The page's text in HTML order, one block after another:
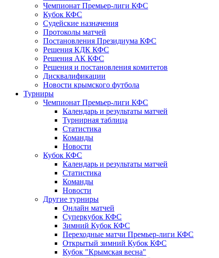
Чемпионат Премьер-лиги КФС
Кубок КФС
Судейские назначения
Протоколы матчей
Постановления Президиума КФС
Решения КДК КФС
Решения АК КФС
Решения и постановления комитетов
Дисквалификации
Новости крымского футбола
Турниры
Чемпионат Премьер-лиги КФС
Календарь и результаты матчей
Турнирная таблица
Статистика
Команды
Новости
Кубок КФС
Календарь и результаты матчей
Статистика
Команды
Новости
Другие турниры
Онлайн матчей
Суперкубок КФС
Зимний Кубок КФС
Переходные матчи Премьер-лиги КФС
Открытый зимний Кубок КФС
Кубок "Крымская весна"